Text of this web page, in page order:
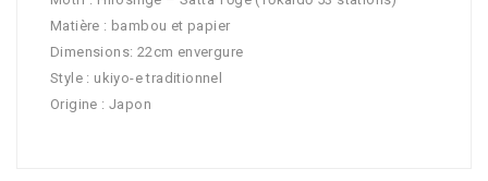
Matière : bambou et papier
Dimensions: 22cm envergure
Style : ukiyo-e traditionnel
Origine : Japon